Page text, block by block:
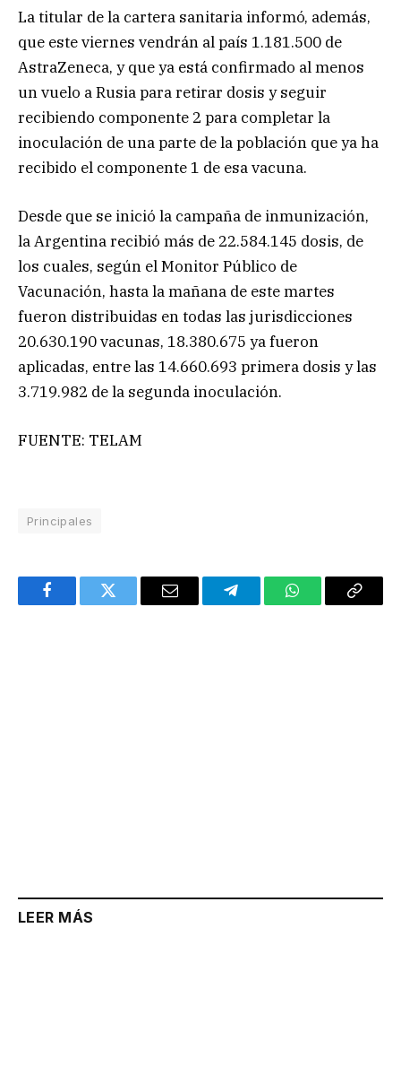
La titular de la cartera sanitaria informó, además,
que este viernes vendrán al país 1.181.500 de
AstraZeneca, y que ya está confirmado al menos
un vuelo a Rusia para retirar dosis y seguir
recibiendo componente 2 para completar la
inoculación de una parte de la población que ya ha
recibido el componente 1 de esa vacuna.
Desde que se inició la campaña de inmunización,
la Argentina recibió más de 22.584.145 dosis, de
los cuales, según el Monitor Público de
Vacunación, hasta la mañana de este martes
fueron distribuidas en todas las jurisdicciones
20.630.190 vacunas, 18.380.675 ya fueron
aplicadas, entre las 14.660.693 primera dosis y las
3.719.982 de la segunda inoculación.
FUENTE: TELAM
Principales
FacebookTwitter Email TelegramWhatsAppCopy
LEER MÁS